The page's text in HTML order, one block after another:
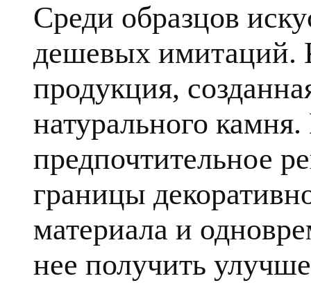
Среди образцов
дешевых имитаций.
продукция,
натурального
предпочтительное
границы
материала и
нее получить